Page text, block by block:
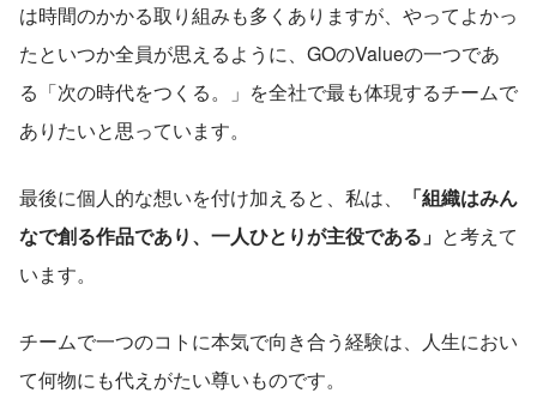
は時間のかかる取り組みも多くありますが、やってよかっ
たといつか全員が思えるように、GOのValueの一つであ
る「次の時代をつくる。」を全社で最も体現するチームで
ありたいと思っています。
最後に個人的な想いを付け加えると、私は、
「組織はみん
なで創る作品であり、一人ひとりが主役である」 と考えて
います。
チームで一つのコトに本気で向き合う経験は、人生におい
て何物にも代えがたい尊いものです。